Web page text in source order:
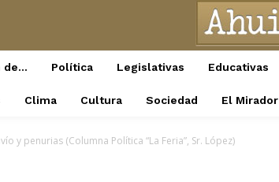
de… Política Legislativas Educativas
Clima Cultura Sociedad El Mirador
y penurias (Columna Política “La Feria”, Sr. López)